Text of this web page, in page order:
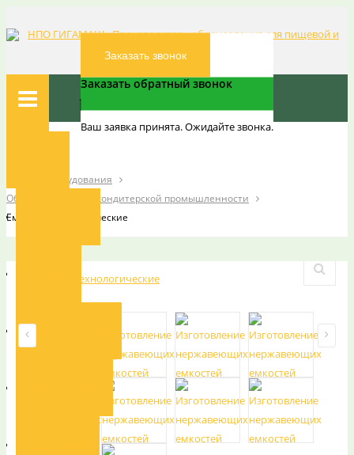
Заказать звонок
Заказать обратный звонок
Ваш заявка принята. Ожидайте звонка.
Наши заказчики
Каталог оборудования
Оборудование для кондитерской промышленности
Емкости технологические